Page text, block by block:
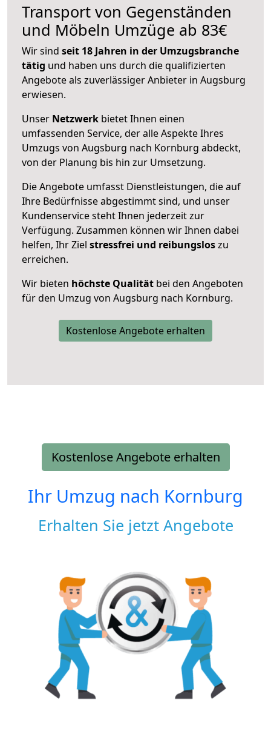
Transport von Gegenständen
und Möbeln Umzüge ab 83€
Wir sind seit 18 Jahren in der Umzugsbranche
tätig und haben uns durch die qualifizierten
Angebote als zuverlässiger Anbieter in Augsburg
erwiesen.
Unser Netzwerk bietet Ihnen einen
umfassenden Service, der alle Aspekte Ihres
Umzugs von Augsburg nach Kornburg abdeckt,
von der Planung bis hin zur Umsetzung.
Die Angebote umfasst Dienstleistungen, die auf
Ihre Bedürfnisse abgestimmt sind, und unser
Kundenservice steht Ihnen jederzeit zur
Verfügung. Zusammen können wir Ihnen dabei
helfen, Ihr Ziel stressfrei und reibungsloszu
erreichen.
Wir bieten höchste Qualität bei den Angeboten
für den Umzug von Augsburg nach Kornburg.
Kostenlose Angebote erhalten
Kostenlose Angebote erhalten
Ihr Umzug nach Kornburg
Erhalten Sie jetzt Angebote